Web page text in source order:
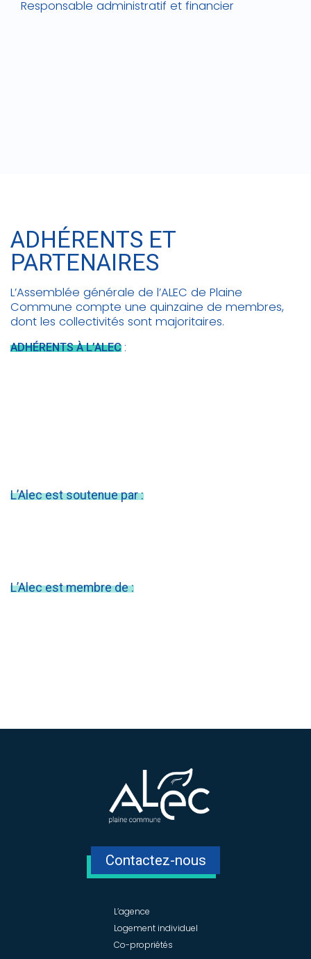
Responsable administratif et financier
ADHÉRENTS ET
PARTENAIRES
L’Assemblée générale de l’ALEC de Plaine
Commune compte une quinzaine de membres,
dont les collectivités sont majoritaires.
ADHÉRENTS À L’ALEC :
L’Alec est soutenue par :
L’Alec est membre de :
Contactez-nous
L’agence
Logement individuel
Co-propriétés